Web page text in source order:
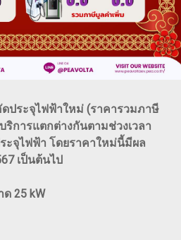
ดประจุไฟฟ้าใหม่ (ราคารวมภาษี
การแตกต่างกันตามช่วงเวลา
ะจุไฟฟ้า โดยราคาใหม่นี้มีผล
เป็นต้นไป
25 kW